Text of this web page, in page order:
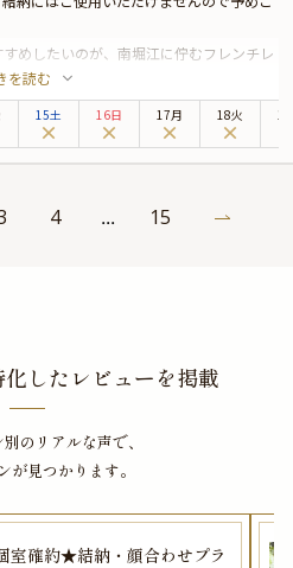
めしたいのが、南堀江に佇むフレンチレ
が調和した、シンプルで洗練されたフラ
までご利用可能な半個室をご用意。周囲
ーストなどを楽しめる贅沢なフレンチコ
を読む
15土 16日 17月 18火
4 ... 15
したレビューを掲載
のリアルな声で、
が見つかります。
室確約★結納・顔合わせプラ